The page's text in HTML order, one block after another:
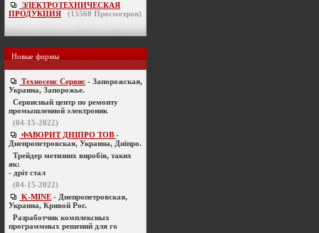
ЭЛЕКТРОТЕХНИЧЕСКАЯ
ПРОДУКЦИЯ
(15560 Просмотров)
Новые фирмы
Техносенс Сервис - Запорожская,
Украина, Запорожье.
Cервисный центр по ремонту
промышленной электроник
(04-15-2022)
ФАВОРИТ ДНІПРО ТОВ -
Днепропетровская, Украина, Дніпро.
Трейдер метизних виробів, таких
як:
- дріт стал
(04-15-2022)
K-MINE - Днепропетровская,
Украина, Кривой Рог.
Разработчик комплексных
программных решений для го